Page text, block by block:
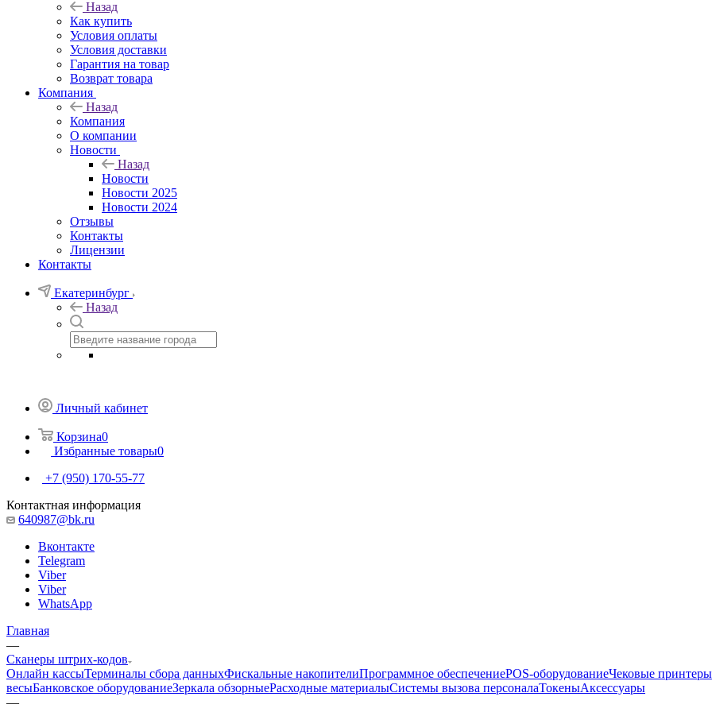
Назад
Как купить
Условия оплаты
Условия доставки
Гарантия на товар
Возврат товара
Компания
Назад
Компания
О компании
Новости
Назад
Новости
Новости 2025
Новости 2024
Отзывы
Контакты
Лицензии
Контакты
Екатеринбург
Назад
Личный кабинет
Корзина0
Избранные товары0
+7 (950) 170-55-77
Контактная информация
640987@bk.ru
Вконтакте
Telegram
Viber
Viber
WhatsApp
Главная
—
Сканеры штрих-кодов
Онлайн кассыТерминалы сбора данныхФискальные накопителиПрограммное обеспечениеPOS-оборудованиеЧековые принтеры
весыБанковское оборудованиеЗеркала обзорныеРасходные материалыСистемы вызова персоналаТокеныАксессуары
—